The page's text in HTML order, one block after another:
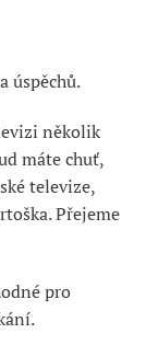
úspěchů.
několik
máte chuť,
televize,
Přejeme
pro